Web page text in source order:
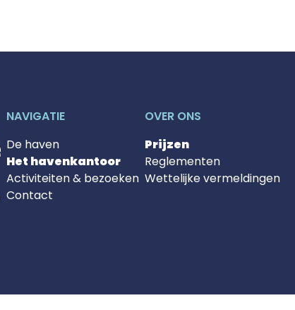
NAVIGATIE
De haven
Het havenkantoor
Activiteiten & bezoeken
Contact
OVER ONS
Prijzen
Reglementen
Wettelijke vermeldingen